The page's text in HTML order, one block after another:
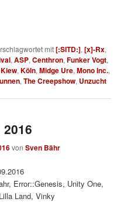
mit[:SITD:],[x]-Rx,
,ASP,Centhron,Funker Vogt,
Kiew,Köln,Midge Ure,Mono Inc.,
,The Creepshow, Unzucht
vonSven Bähr
Error::Genesis, Unity One,
Land, Vinky